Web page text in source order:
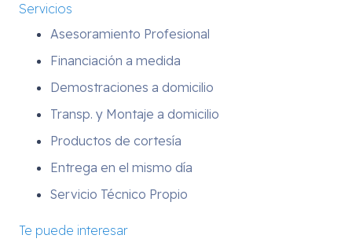
Servicios
Asesoramiento Profesional
Financiación a medida
Demostraciones a domicilio
Transp. y Montaje a domicilio
Productos de cortesía
Entrega en el mismo día
Servicio Técnico Propio
Te puede interesar